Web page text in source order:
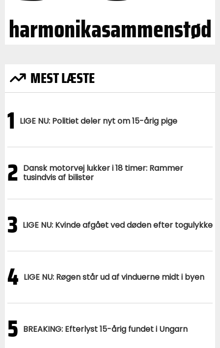
harmonikasammenstød
MEST LÆSTE
1 LIGE NU: Politiet deler nyt om 15-årig pige
2 Dansk motorvej lukker i 18 timer: Rammer
tusindvis af bilister
3 LIGE NU: Kvinde afgået ved døden efter togulykke
4 LIGE NU: Røgen står ud af vinduerne midt i byen
5 BREAKING: Efterlyst 15-årig fundet i Ungarn